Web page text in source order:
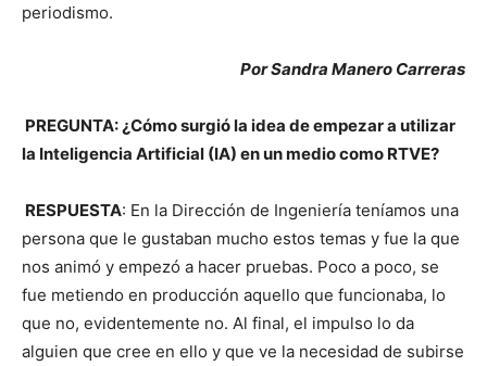
periodismo.
Por Sandra Manero Carreras
PREGUNTA: ¿Cómo surgió la idea de empezar a utilizar
la Inteligencia Artificial (IA) en un medio como RTVE?
RESPUESTA: En la Dirección de Ingeniería teníamos una
persona que le gustaban mucho estos temas y fue la que
nos animó y empezó a hacer pruebas. Poco a poco, se
fue metiendo en producción aquello que funcionaba, lo
que no, evidentemente no. Al final, el impulso lo da
alguien que cree en ello y que ve la necesidad de subirse